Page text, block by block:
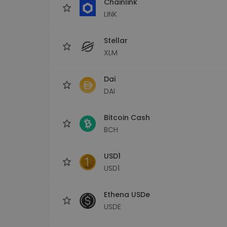
LINK
Stellar
XLM
Dai
DAI
Bitcoin Cash
BCH
USD1
USD1
Ethena USDe
USDE